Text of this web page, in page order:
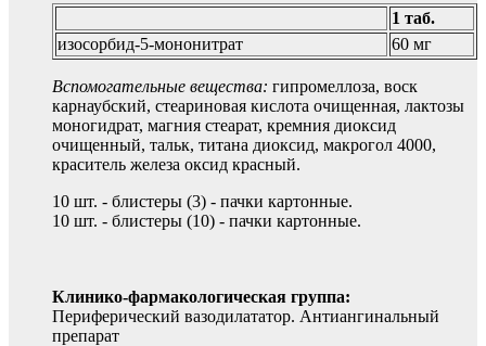
1 таб.
изосорбид-5-мононитрат
60 мг
Вспомогательные вещества: гипромеллоза, воск
карнаубский, стеариновая кислота очищенная, лактозы
моногидрат, магния стеарат, кремния диоксид
очищенный, тальк, титана диоксид, макрогол 4000,
краситель железа оксид красный.
10 шт. - блистеры (3) - пачки картонные.
10 шт. - блистеры (10) - пачки картонные.
Клинико-фармакологическая группа:
Периферический вазодилататор. Антиангинальный
препарат